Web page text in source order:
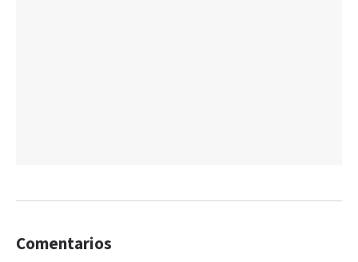
Comentarios